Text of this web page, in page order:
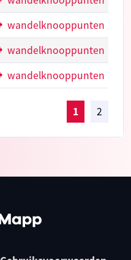
wandelknooppunten
wandelknooppunten
wandelknooppunten
1 2